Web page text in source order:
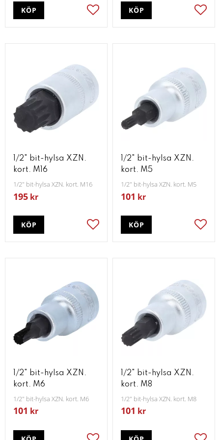
Lägg till i favoriter
KÖP KÖP
1/2" bit-hylsa XZN.
kort. M16
1/2" bit-hylsa XZN. kort. M16
195 kr
Lägg till i favoriter
KÖP
1/2" bit-hylsa XZN.
kort. M5
1/2" bit-hylsa XZN. kort. M5
101 kr
KÖP
1/2" bit-hylsa XZN.
kort. M6
1/2" bit-hylsa XZN. kort. M6
101 kr
1/2" bit-hylsa XZN.
kort. M8
1/2" bit-hylsa XZN. kort. M8
101 kr